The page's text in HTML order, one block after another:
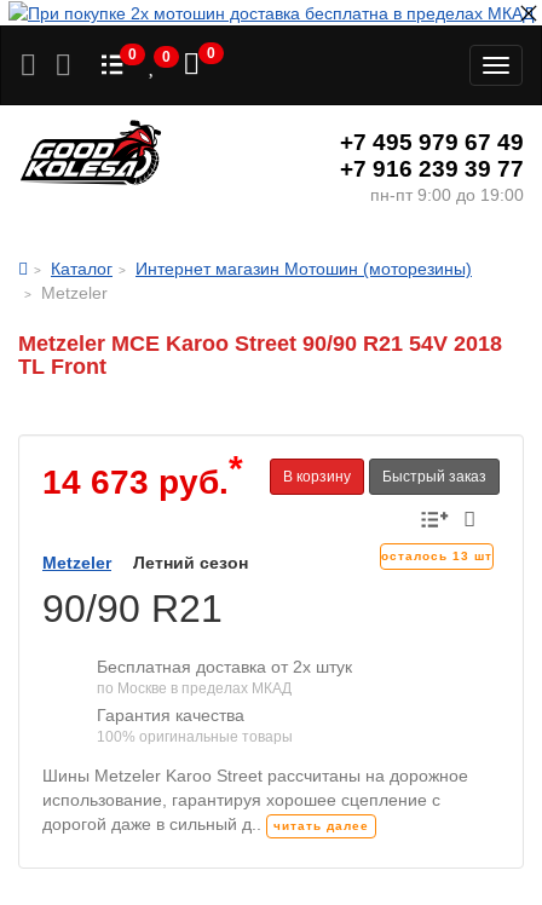
0 0 0
+7 495 979 67 49
+7 916 239 39 77
пн-пт 9:00 до 19:00
Каталог
Интернет магазин Мотошин (моторезины)
Metzeler
Metzeler MCE Karoo Street 90/90 R21 54V 2018
TL Front
14 673 руб.* В корзину Быстрый заказ
Metzeler Летний сезон осталось 13 шт
90/90 R21
Бесплатная доставка от 2х штук
по Москве в пределах МКАД
Гарантия качества
100% оригинальные товары
Шины Metzeler Karoo Street рассчитаны на дорожное
использование, гарантируя хорошее сцепление с
дорогой даже в сильный д..
читать далее